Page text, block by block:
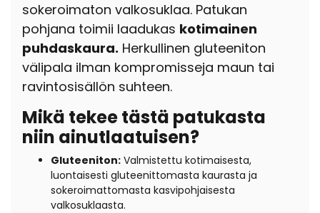
sokeroimaton valkosuklaa. Patukan
pohjana toimii laadukas kotimainen
puhdaskaura. Herkullinen gluteeniton
välipala ilman kompromisseja maun tai
ravintosisällön suhteen.
Mikä tekee tästä patukasta
niin ainutlaatuisen?
Gluteeniton: Valmistettu kotimaisesta,
luontaisesti gluteenittomasta kaurasta ja
sokeroimattomasta kasvipohjaisesta
valkosuklaasta.